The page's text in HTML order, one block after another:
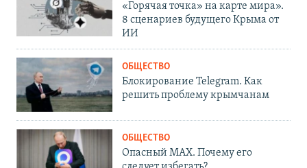
«Горячая точка» на карте мира».
8 сценариев будущего Крыма от
ИИ
ОБЩЕСТВО
Блокирование Telegram. Как
решить проблему крымчанам
ОБЩЕСТВО
Опасный MAX. Почему его